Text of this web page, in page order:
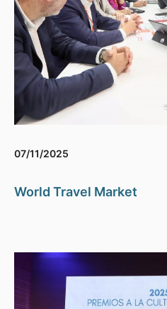
07/11/2025
World Travel Market